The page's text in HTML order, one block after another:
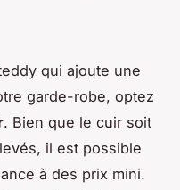
qui ajoute une
garde-robe, optez
. Bien que le cuir soit
il est possible
à des prix mini.